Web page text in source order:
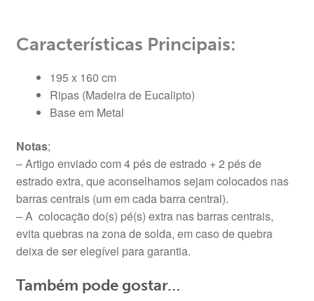
Características Principais:
195 x 160 cm
Ripas (Madeira de Eucalipto)
Base em Metal
Notas;
– Artigo enviado com 4 pés de estrado + 2 pés de
estrado extra, que aconselhamos sejam colocados nas
barras centrais (um em cada barra central).
– A colocação do(s) pé(s) extra nas barras centrais,
evita quebras na zona de solda, em caso de quebra
deixa de ser elegível para garantia.
Também pode gostar…